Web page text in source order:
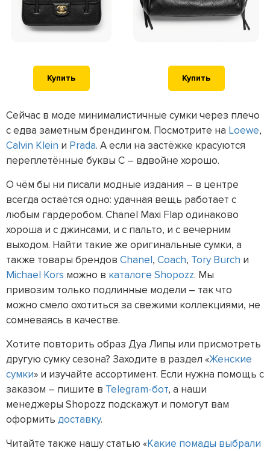
Купить Купить
Сейчас в моде минималистичные сумки через плечо
с едва заметным брендингом. Посмотрите на Loewe,
Calvin Klein и Prada. А если на застёжке красуются
переплетённые буквы C – вдвойне хорошо.
О чём бы ни писали модные издания – в центре
всегда остаётся одно: удачная вещь работает с
любым гардеробом. Chanel Maxi Flap одинаково
хороша и с джинсами, и с пальто, и с вечерним
выходом. Найти такие же оригинальные сумки, а
также товары брендов Chanel, Coach, Tory Burch и
Michael Kors можно в каталоге Shopozz. Мы
привозим только подлинные модели – так что
можно смело охотиться за свежими коллекциями, не
сомневаясь в качестве.
Хотите повторить образ Дуа Липы или присмотреть
другую сумку сезона? Заходите в раздел «Женские
сумки» и изучайте ассортимент. Если нужна помощь с
заказом – пишите в Telegram-бот, а наши
менеджеры Shopozz подскажут и помогут вам
оформить доставку.
Читайте также нашу статью «Какие помады выбрали